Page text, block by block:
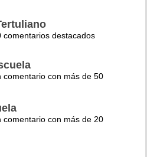
comentarios destacados
comentario con más de 50
comentario con más de 20